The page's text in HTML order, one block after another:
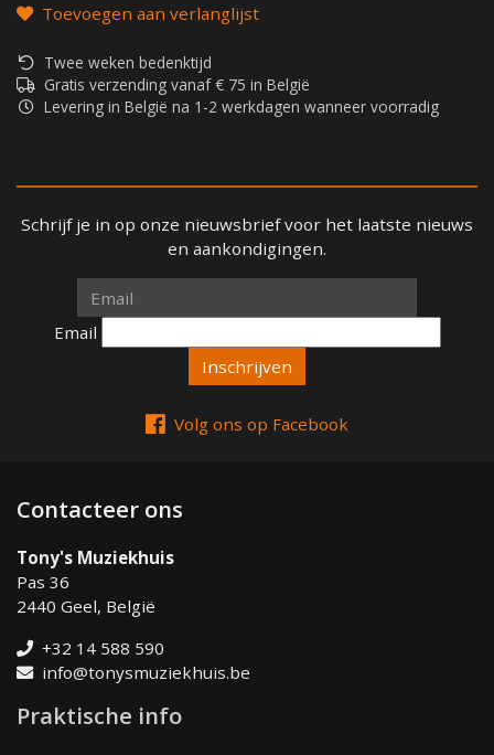
Toevoegen aan verlanglijst
Twee weken bedenktijd
Gratis verzending vanaf € 75 in België
Levering in België na 1-2 werkdagen wanneer voorradig
Schrijf je in op onze nieuwsbrief voor het laatste nieuws
en aankondigingen.
Email
Email
Volg ons op Facebook
Contacteer ons
Tony's Muziekhuis
Pas 36
2440 Geel, België
+32 14 588 590
info@tonysmuziekhuis.be
Praktische info